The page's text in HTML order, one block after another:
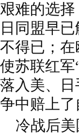
艰难的选
日同盟早
不得已；
使苏联红
落入美、
争中赔上了
冷战后美